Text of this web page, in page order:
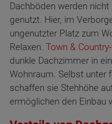
Dachböden werden
genutzt. Hier, im
ungenutzter Platz zum
Relaxen. Town &
dunkle Dachzimmer in
Wohnraum. Selbst unter
schaffen sie Stehhöhe
ermöglichen den Einbau